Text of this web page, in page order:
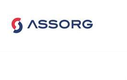
au
contenu